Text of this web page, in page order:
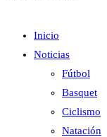
Inicio
Noticias
Fútbol
Basquet
Ciclismo
Natación